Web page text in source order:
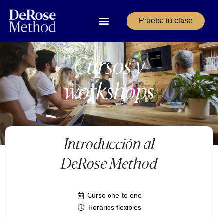
Prueba tu clase
Cursos y workshops
Cursos y
workshops
Introducción al
DeRose Method
Curso one-to-one
Horários flexibles